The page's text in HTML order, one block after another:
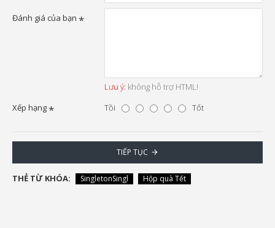
Đánh giá của bạn
Lưu ý: không hỗ trợ HTML!
Xếp hạng
Tồi Tốt
TIẾP TỤC
THẺ TỪ KHÓA: SingletonSingl Hộp quà Tết